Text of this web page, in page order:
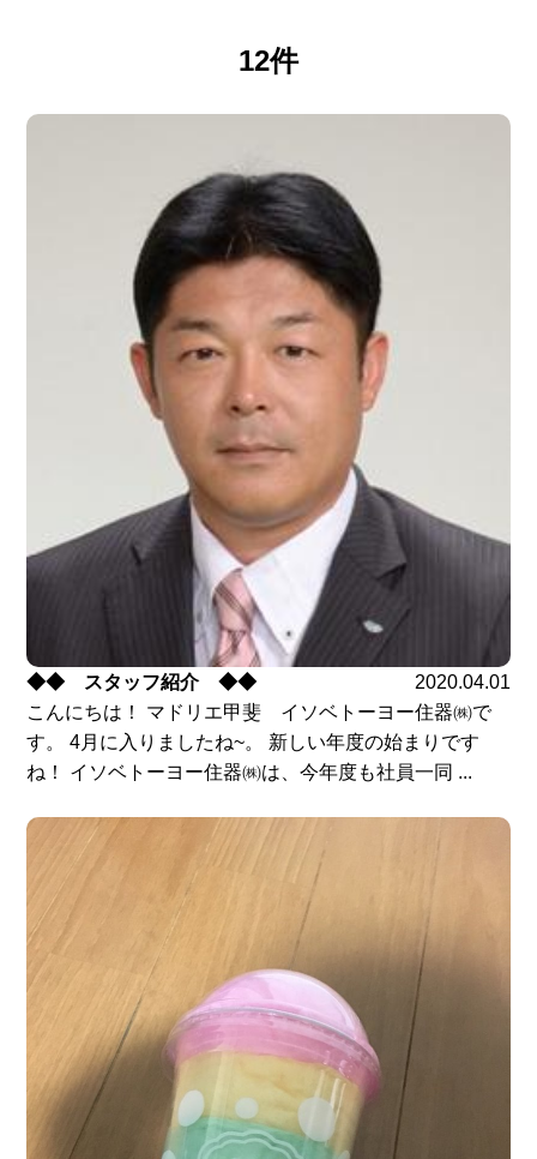
12件
◆◆ スタッフ紹介 ◆◆
2020.04.01
こんにちは！ マドリエ甲斐 イソベトーヨー住器㈱で
す。 4月に入りましたね~。 新しい年度の始まりです
ね！ イソベトーヨー住器㈱は、今年度も社員一同 ...